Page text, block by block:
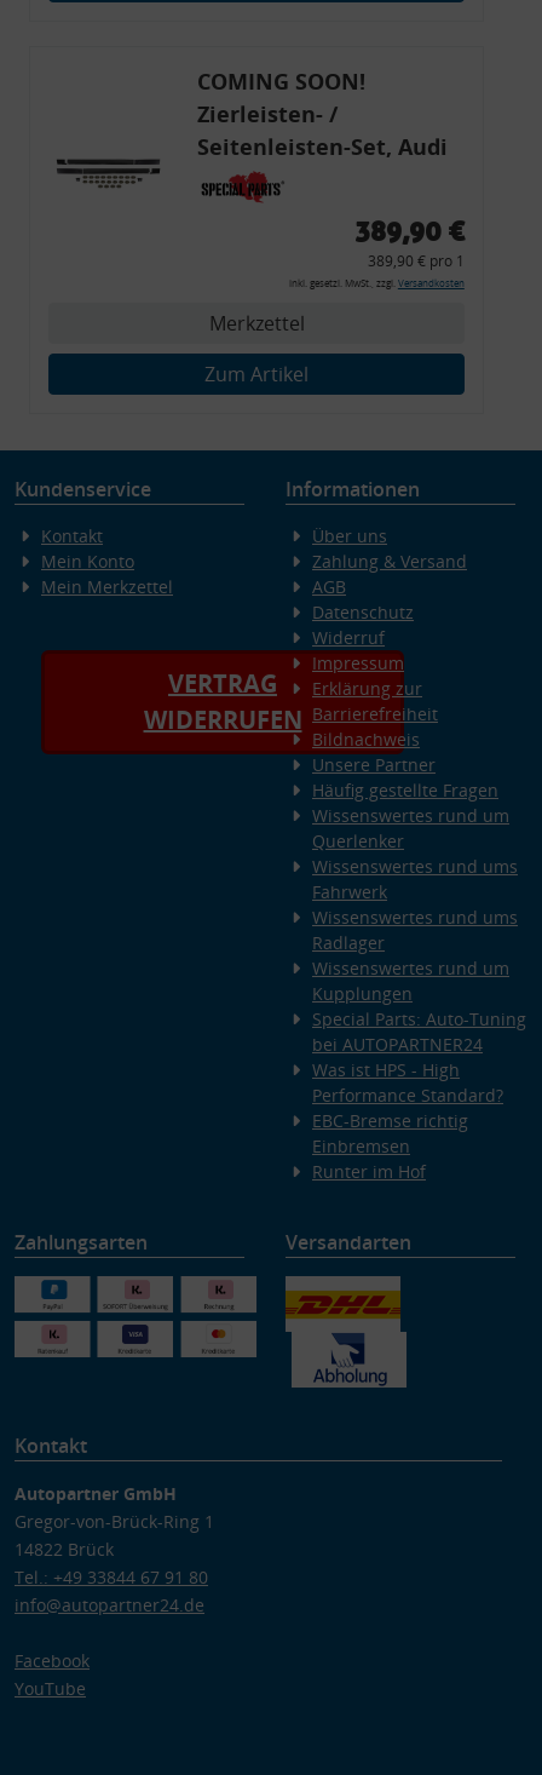
COMING SOON!
Zierleisten- /
Seitenleisten-Set, Audi
80 Cabrio, Coupe, S2, (6x
Zierleiste, 2x Kappe,
Montagewerkzeug)
389,90 €
389,90 € pro 1
inkl. gesetzl. MwSt., zzgl. Versandkosten
Merkzettel
Zum Artikel
Kundenservice
Kontakt
Mein Konto
Mein Merkzettel
VERTRAG
WIDERRUFEN
Informationen
Über uns
Zahlung & Versand
AGB
Datenschutz
Widerruf
Impressum
Erklärung zur
Barrierefreiheit
Bildnachweis
Unsere Partner
Häufig gestellte Fragen
Wissenswertes rund um
Querlenker
Wissenswertes rund ums
Fahrwerk
Wissenswertes rund ums
Radlager
Wissenswertes rund um
Kupplungen
Special Parts: Auto-Tuning
bei AUTOPARTNER24
Was ist HPS - High
Performance Standard?
EBC-Bremse richtig
Einbremsen
Runter im Hof
Zahlungsarten Versandarten
Kontakt
Autopartner GmbH
Gregor-von-Brück-Ring 1
14822 Brück
Tel.: +49 33844 67 91 80
info@autopartner24.de
Facebook
YouTube